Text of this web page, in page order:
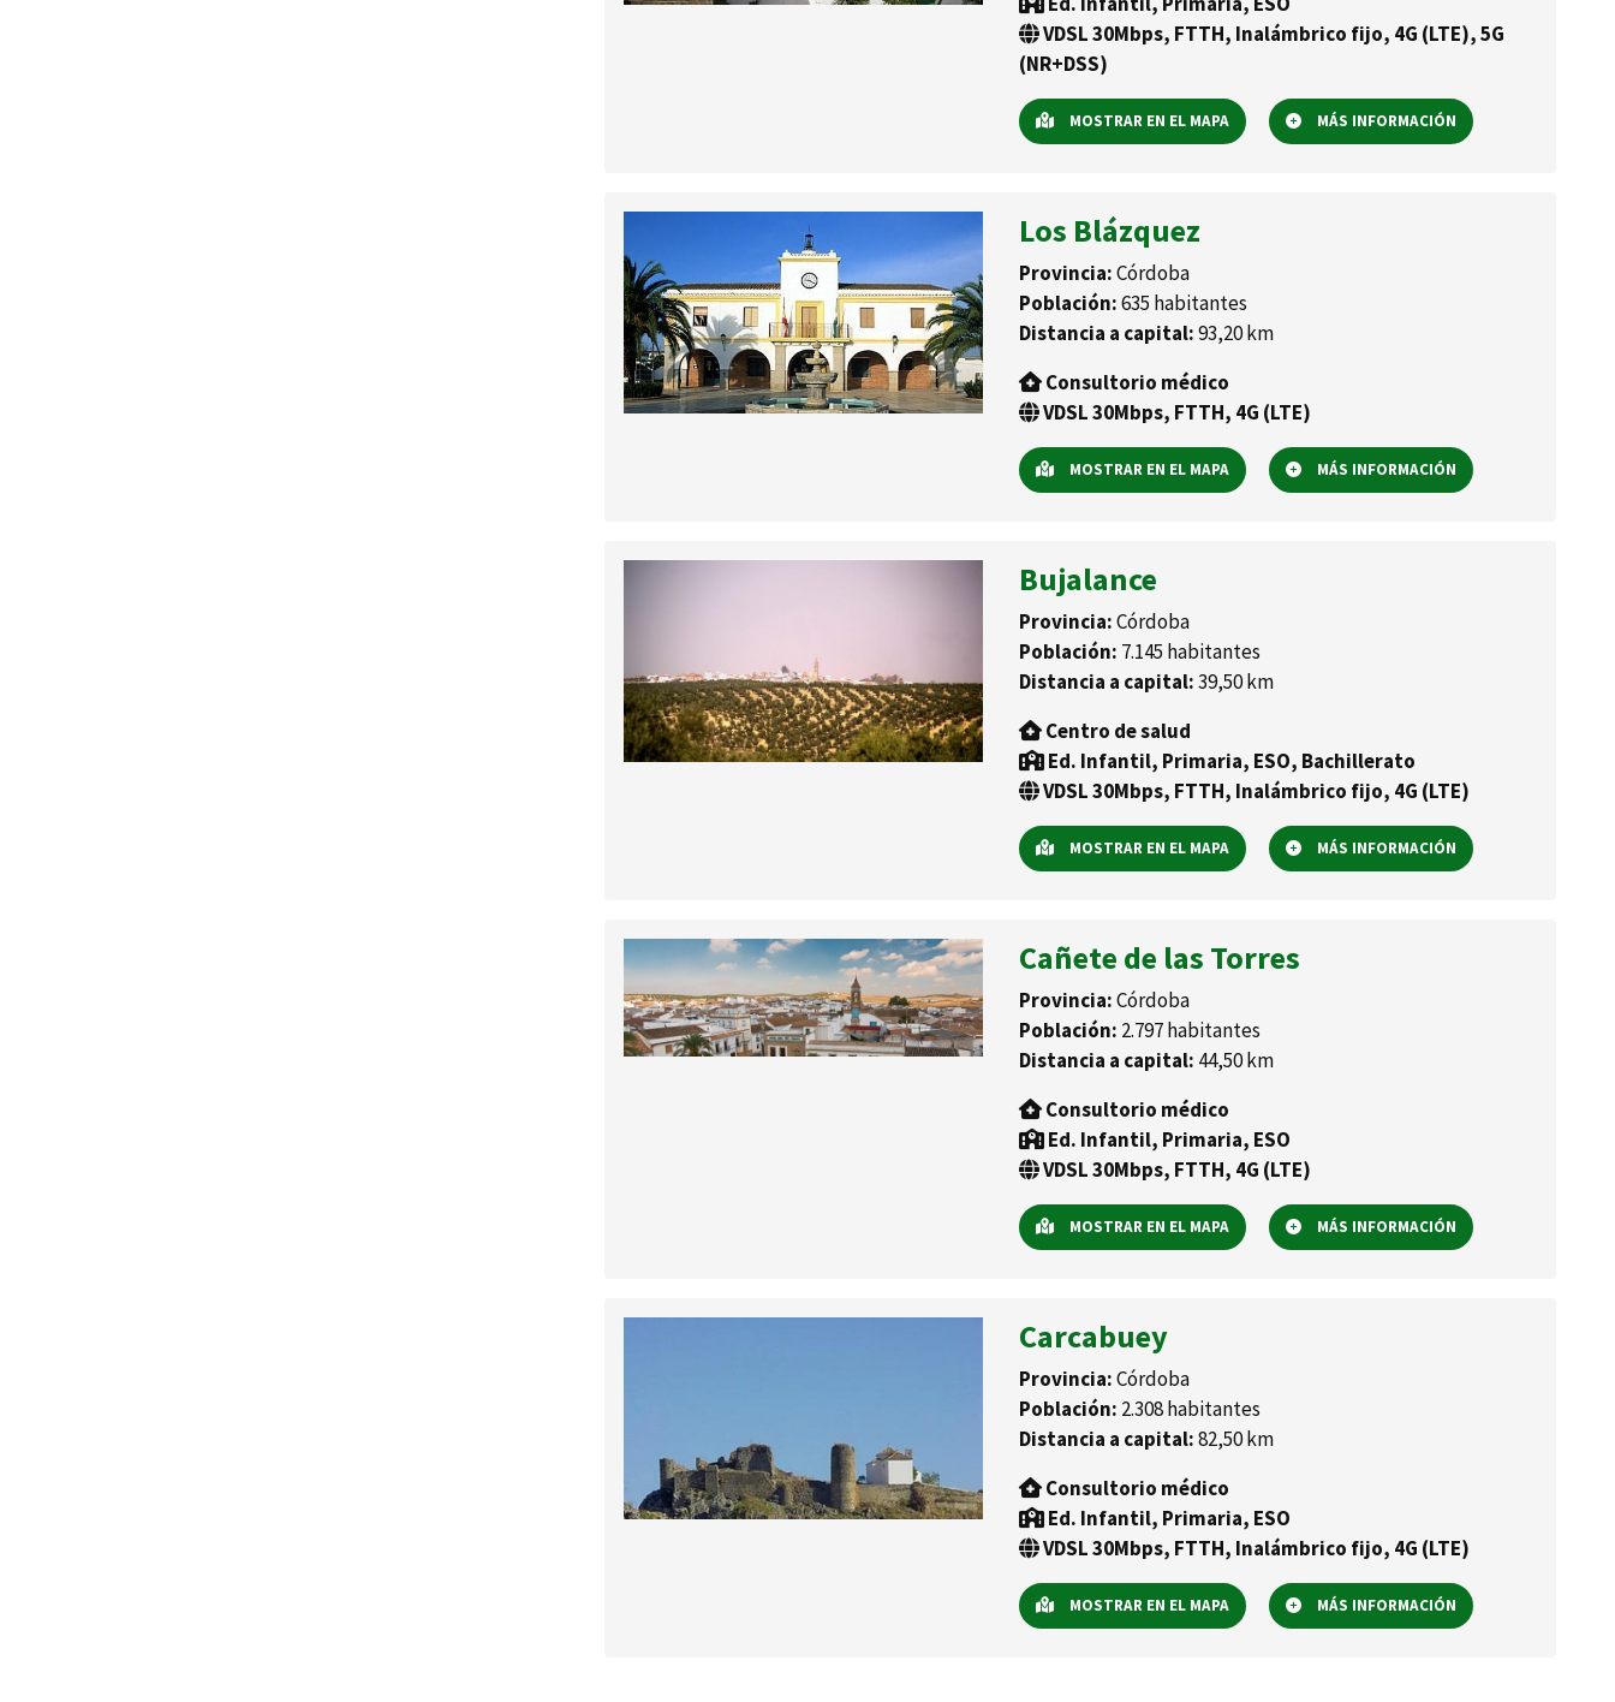
VDSL 30Mbps, FTTH, Inalámbrico fijo, 4G (LTE), 5G
(NR+DSS)
MOSTRAR EN EL MAPA MÁS INFORMACIÓN
Los Blázquez
Provincia:Córdoba
Población:635 habitantes
Distancia a capital:93,20 km
Consultorio médico
VDSL 30Mbps, FTTH, 4G (LTE)
MOSTRAR EN EL MAPA MÁS INFORMACIÓN
Bujalance
Provincia:Córdoba
Población: 7.145 habitantes
Distancia a capital:39,50 km
Centro de salud
Ed. Infantil, Primaria, ESO, Bachillerato
VDSL 30Mbps, FTTH, Inalámbrico fijo, 4G (LTE)
MOSTRAR EN EL MAPA MÁS INFORMACIÓN
Cañete de las Torres
Provincia:Córdoba
Población: 2.797 habitantes
Distancia a capital: 44,50 km
Consultorio médico
Ed. Infantil, Primaria, ESO
VDSL 30Mbps, FTTH, 4G (LTE)
MOSTRAR EN EL MAPA MÁS INFORMACIÓN
Carcabuey
Provincia:Córdoba
Población: 2.308 habitantes
Distancia a capital:82,50 km
Consultorio médico
Ed. Infantil, Primaria, ESO
VDSL 30Mbps, FTTH, Inalámbrico fijo, 4G (LTE)
MOSTRAR EN EL MAPA MÁS INFORMACIÓN